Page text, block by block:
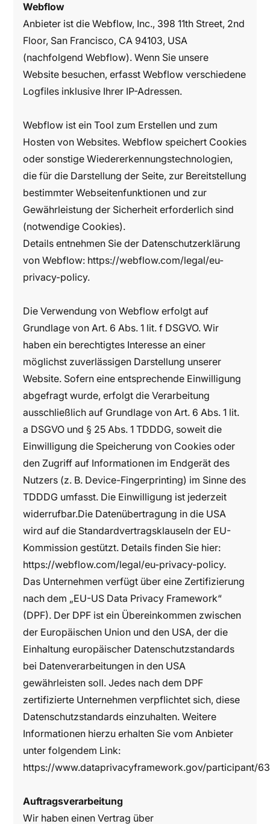
Webflow
Anbieter ist die Webflow, Inc., 398 11th Street, 2nd
Floor, San Francisco, CA 94103, USA
(nachfolgend Webflow). Wenn Sie unsere
Website besuchen, erfasst Webflow verschiedene
Logfiles inklusive Ihrer IP-Adressen.
Webflow ist ein Tool zum Erstellen und zum
Hosten von Websites. Webflow speichert Cookies
oder sonstige Wiedererkennungstechnologien,
die für die Darstellung der Seite, zur Bereitstellung
bestimmter Webseitenfunktionen und zur
Gewährleistung der Sicherheit erforderlich sind
(notwendige Cookies).
Details entnehmen Sie der Datenschutzerklärung
von Webflow: https://webflow.com/legal/eu-
privacy-policy.
Die Verwendung von Webflow erfolgt auf
Grundlage von Art. 6 Abs. 1 lit. f DSGVO. Wir
haben ein berechtigtes Interesse an einer
möglichst zuverlässigen Darstellung unserer
Website. Sofern eine entsprechende Einwilligung
abgefragt wurde, erfolgt die Verarbeitung
ausschließlich auf Grundlage von Art. 6 Abs. 1 lit.
a DSGVO und § 25 Abs. 1 TDDDG, soweit die
Einwilligung die Speicherung von Cookies oder
den Zugriff auf Informationen im Endgerät des
Nutzers (z. B. Device-Fingerprinting) im Sinne des
TDDDG umfasst. Die Einwilligung ist jederzeit
widerrufbar.Die Datenübertragung in die USA
wird auf die Standardvertragsklauseln der EU-
Kommission gestützt. Details finden Sie hier:
https://webflow.com/legal/eu-privacy-policy.
Das Unternehmen verfügt über eine Zertifizierung
nach dem „EU-US Data Privacy Framework“
(DPF). Der DPF ist ein Übereinkommen zwischen
der Europäischen Union und den USA, der die
Einhaltung europäischer Datenschutzstandards
bei Datenverarbeitungen in den USA
gewährleisten soll. Jedes nach dem DPF
zertifizierte Unternehmen verpflichtet sich, diese
Datenschutzstandards einzuhalten. Weitere
Informationen hierzu erhalten Sie vom Anbieter
unter folgendem Link:
https://www.dataprivacyframework.gov/participant/
Auftragsverarbeitung
Wir haben einen Vertrag über